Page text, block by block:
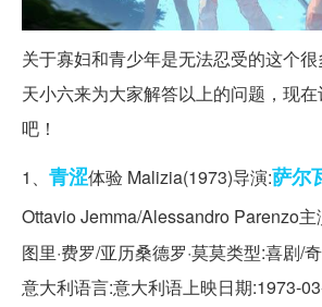
关于寡妇和青少年是无法忍受的这个
天小六来为大家解答以上的问题，现
吧！
1、 青涩体验 Malizia(1973)导演:萨尔
Ottavio Jemma/Alessandro Parenzo主
图里·费罗/亚历桑德罗·莫莫类型:喜剧/
意大利语言:意大利语上映日期:1973-